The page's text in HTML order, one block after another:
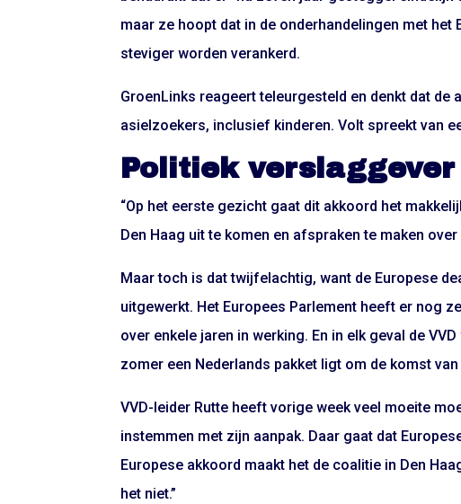
maar ze hoopt dat in de onderhandelingen met
steviger worden verankerd.
GroenLinks reageert teleurgesteld en denkt dat
asielzoekers, inclusief kinderen. Volt spreekt van
Politiek
“Op het eerste gezicht gaat dit akkoord het
Den Haag uit te komen en afspraken te maken
Maar toch is dat twijfelachtig, want de Europese
uitgewerkt. Het Europees Parlement heeft er nog
over enkele jaren in werking. En in elk geval de
zomer een Nederlands pakket ligt om de komst
VVD-leider Rutte heeft vorige week veel moeite
instemmen met zijn aanpak. Daar gaat dat
Europese akkoord maakt het de coalitie in Den
het niet.”